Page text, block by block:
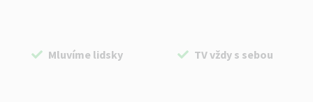
Mluvíme lidsky TV vždy s sebou